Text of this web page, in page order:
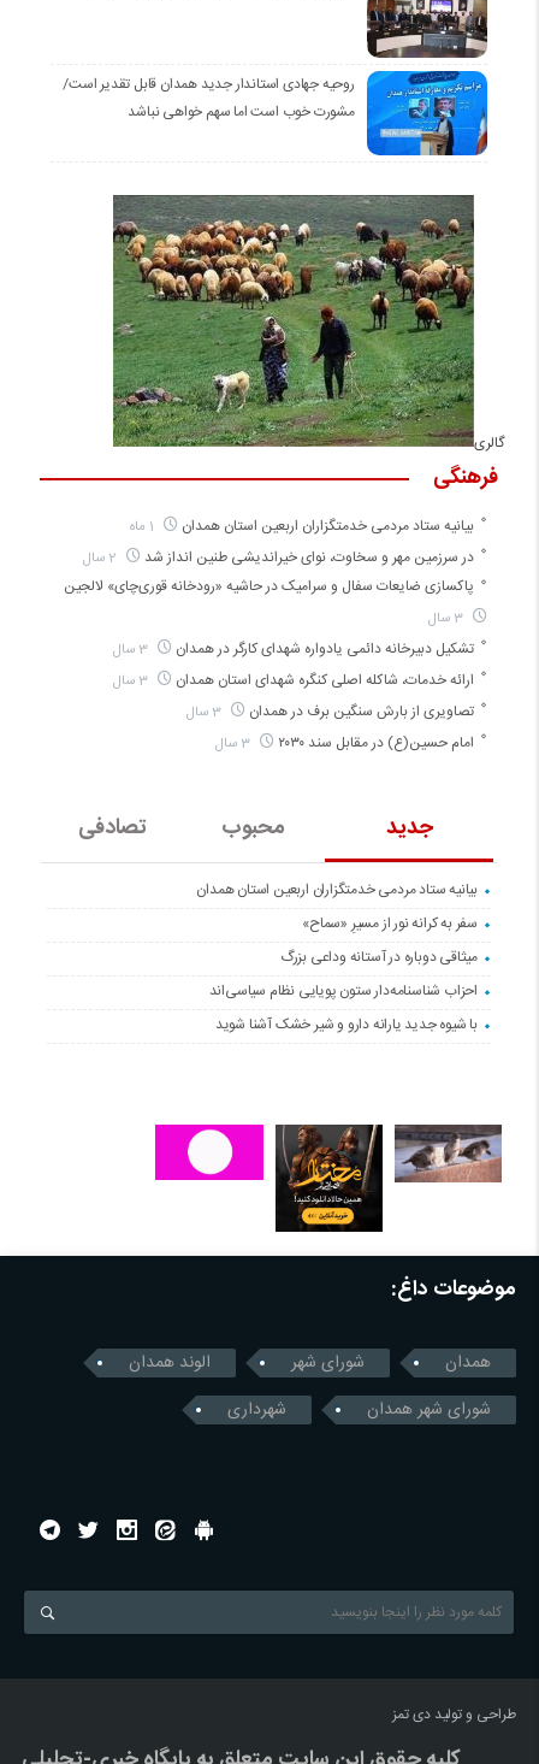
روحیه جهادی استاندار جدید همدان قابل تقدیر است/
مشورت خوب است اما سهم خواهی نباشد
گالری
جدید محبوب تصادفی
بیانیه ستاد مردمی خدمتگزاران اربعین استان همدان
سفر به کرانه‌ نور از مسیرِ «سماح»
میثاقی دوباره در آستانه‌ وداعی بزرگ
احزاب شناسنامه‌دار ستون پویایی نظام سیاسی‌اند
با شیوه جدید یارانه دارو و شیر خشک آشنا شوید
فرهنگی
بیانیه ستاد مردمی خدمتگزاران اربعین استان همدان
در سرزمین مهر و سخاوت، نوای خیراندیشی طنین انداز شد
پاکسازی ضایعات سفال و سرامیک در حاشیه «رودخانه قوری‌چای» لالجین
3 سال
تشکیل دبیرخانه دائمی یادواره شهدای کارگر در همدان 3 سال
ارائه خدمات، شاکله اصلی کنگره شهدای استان همدان 3 سال
تصاویری از بارش سنگین برف در همدان 3 سال
امام حسین(ع) در مقابل سند ۲۰۳۰ 3 سال
موضوعات داغ:
همدان شورای شهر
الوند همدان
شورای شهر همدان
شهرداری
طراحی و تولیددی تمز